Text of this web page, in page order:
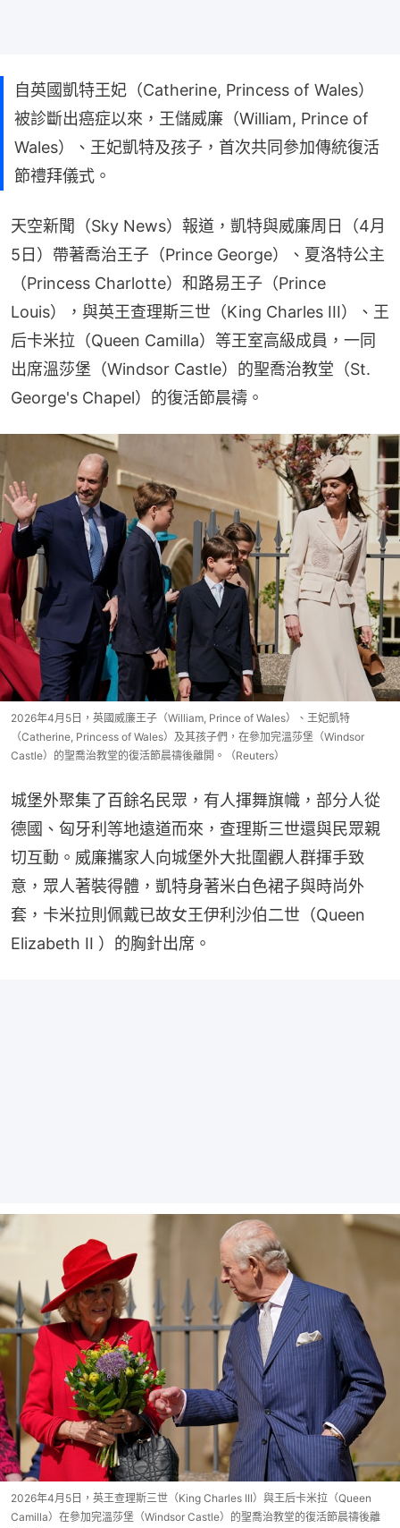
自英國凱特王妃（Catherine, Princess of Wales）
被診斷出癌症以來，王儲威廉（William, Prince of
Wales）、王妃凱特及孩子，首次共同參加傳統復活
節禮拜儀式。
天空新聞（Sky News）報道，凱特與威廉周日（4月
5日）帶著喬治王子（Prince George）、夏洛特公主
（Princess Charlotte）和路易王子（Prince
Louis），與英王查理斯三世（King Charles III）、王
后卡米拉（Queen Camilla）等王室高級成員，一同
出席溫莎堡（Windsor Castle）的聖喬治教堂（St.
George's Chapel）的復活節晨禱。
2026年4月5日，英國威廉王子（William, Prince of Wales）、王妃凱特
（Catherine, Princess of Wales）及其孩子們，在參加完溫莎堡（Windsor
Castle）的聖喬治教堂的復活節晨禱後離開。（Reuters）
城堡外聚集了百餘名民眾，有人揮舞旗幟，部分人從
德國、匈牙利等地遠道而來，查理斯三世還與民眾親
切互動。威廉攜家人向城堡外大批圍觀人群揮手致
意，眾人著裝得體，凱特身著米白色裙子與時尚外
套，卡米拉則佩戴已故女王伊利沙伯二世（Queen
Elizabeth II ）的胸針出席。
2026年4月5日，英王查理斯三世（King Charles III）與王后卡米拉（Queen
Camilla）在參加完溫莎堡（Windsor Castle）的聖喬治教堂的復活節晨禱後離